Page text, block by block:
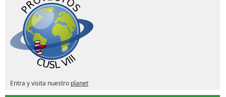
Entra y visita nuestro planet